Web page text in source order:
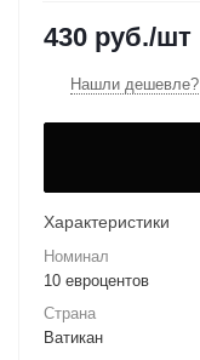
430 руб./шт
Нашли дешевле?
Характеристики
Номинал
10 евроцентов
Страна
Ватикан